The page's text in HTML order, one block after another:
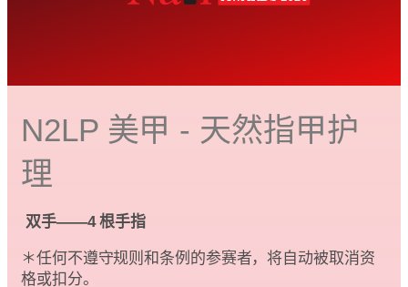
N2LP 美甲 - 天然指甲护
理
双手——4 根手指
＊任何不遵守规则和条例的参赛者，将自动被取消资
格或扣分。